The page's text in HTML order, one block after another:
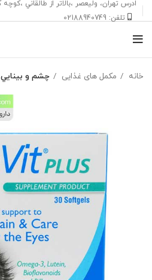
ادرس تهران، ‎وليعصر ،بالاتر از طالقاني ،كوچه گيلان،پلاک ۱،داروخانه شفا مركزي
تلفن: 02188940749
خانه مکمل های غذایی چشم و بينايي